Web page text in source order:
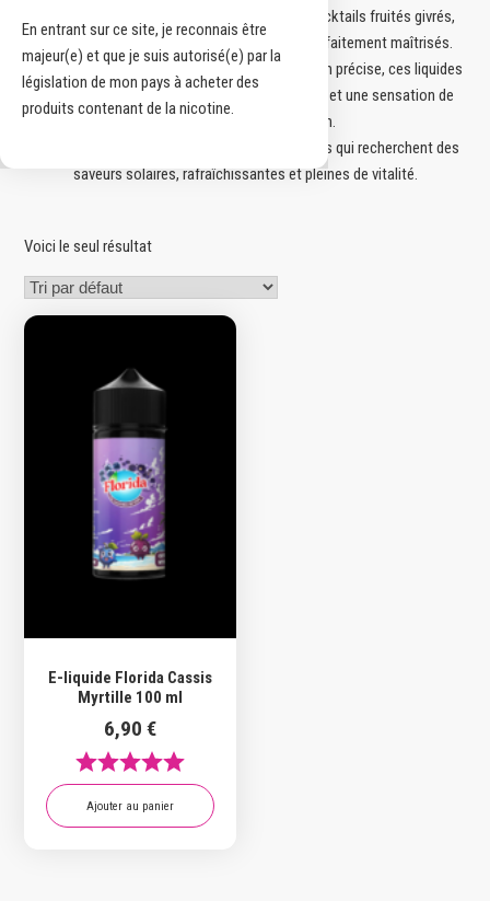
En entrant sur ce site, je reconnais être
majeur(e) et que je suis autorisé(e) par la
législation de mon pays à acheter des
produits contenant de la nicotine.
éclatants façon orange et pamplemousse, cocktails fruités givrés,
recettes tropicales juteuses ou duos frais parfaitement maîtrisés.
Grâce à des arômes premium et une formulation précise, ces liquides
garantissent une restitution aromatique fidèle et une sensation de
fraîcheur idéale au quotidien.
Les e liquides Florida s’adressent aux vapoteurs qui recherchent des
saveurs solaires, rafraîchissantes et pleines de vitalité.
Voici le seul résultat
E-liquide Florida Cassis
Myrtille 100 ml
6,90€
Ajouter au panier